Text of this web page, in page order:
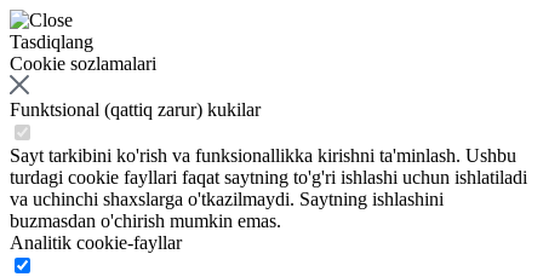
Tasdiqlang
Cookie sozlamalari
Funktsional (qattiq zarur) kukilar
Sayt tarkibini ko'rish va funksionallikka kirishni ta'minlash. Ushbu
turdagi cookie fayllari faqat saytning to'g'ri ishlashi uchun ishlatiladi
va uchinchi shaxslarga o'tkazilmaydi. Saytning ishlashini
buzmasdan o'chirish mumkin emas.
Analitik cookie-fayllar